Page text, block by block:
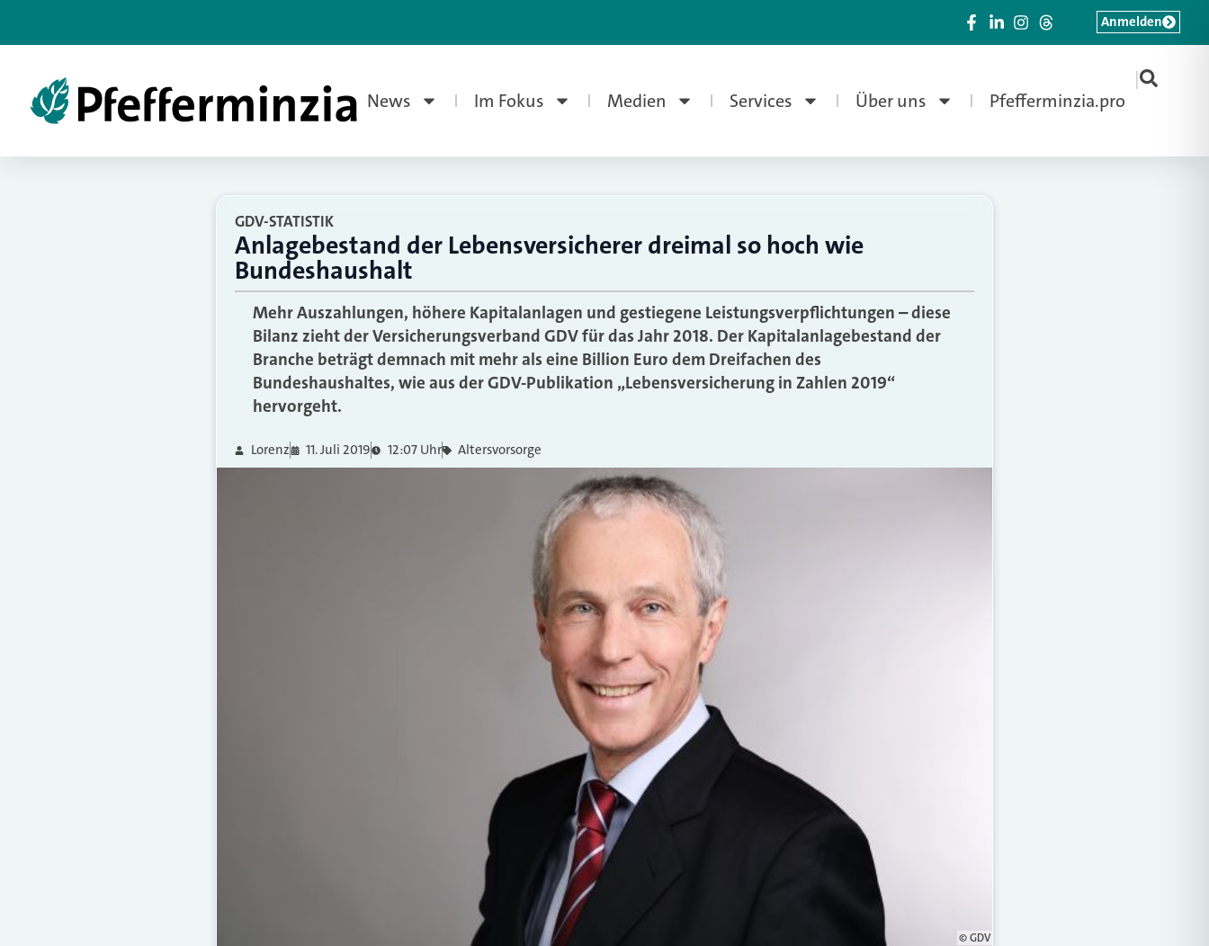
News Im Fokus Medien Services Über uns Pfefferminzia.pro
|
Anmelden
GDV-STATISTIK
Anlagebestand der Lebensversicherer dreimal so hoch wie
Bundeshaushalt
Mehr Auszahlungen, höhere Kapitalanlagen und gestiegene Leistungsverpflichtungen – diese
Bilanz zieht der Versicherungsverband GDV für das Jahr 2018. Der Kapitalanlagebestand der
Branche beträgt demnach mit mehr als eine Billion Euro dem Dreifachen des
Bundeshaushaltes, wie aus der GDV-Publikation „Lebensversicherung in Zahlen 2019“
hervorgeht.
Lorenz 11. Juli 2019 12:07 Uhr Altersvorsorge
© GDV